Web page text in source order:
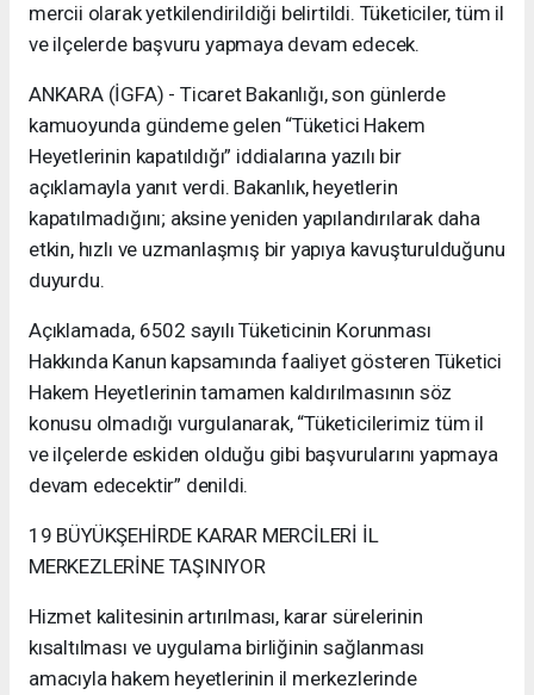
mercii olarak yetkilendirildiği belirtildi. Tüketiciler, tüm il
ve ilçelerde başvuru yapmaya devam edecek.
ANKARA (İGFA) - Ticaret Bakanlığı, son günlerde
kamuoyunda gündeme gelen “Tüketici Hakem
Heyetlerinin kapatıldığı” iddialarına yazılı bir
açıklamayla yanıt verdi. Bakanlık, heyetlerin
kapatılmadığını; aksine yeniden yapılandırılarak daha
etkin, hızlı ve uzmanlaşmış bir yapıya kavuşturulduğunu
duyurdu.
Açıklamada, 6502 sayılı Tüketicinin Korunması
Hakkında Kanun kapsamında faaliyet gösteren Tüketici
Hakem Heyetlerinin tamamen kaldırılmasının söz
konusu olmadığı vurgulanarak, “Tüketicilerimiz tüm il
ve ilçelerde eskiden olduğu gibi başvurularını yapmaya
devam edecektir” denildi.
19 BÜYÜKŞEHİRDE KARAR MERCİLERİ İL
MERKEZLERİNE TAŞINIYOR
Hizmet kalitesinin artırılması, karar sürelerinin
kısaltılması ve uygulama birliğinin sağlanması
amacıyla hakem heyetlerinin il merkezlerinde